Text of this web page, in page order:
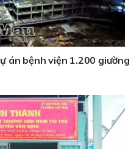
án bệnh viện 1.200 giường